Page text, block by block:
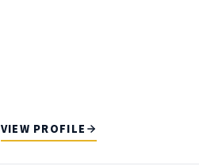
VIEW PROFILE